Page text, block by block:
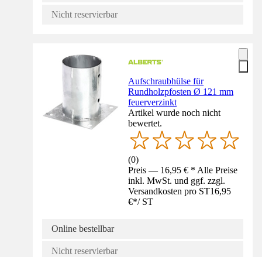
Nicht reservierbar
Aufschraubhülse für
Rundholzpfosten Ø 121 mm
feuerverzinkt
Artikel wurde noch nicht
bewertet.
(0)
Preis — 16,95 € * Alle Preise
inkl. MwSt. und ggf. zzgl.
Versandkosten pro ST16,95
€*/ ST
Online bestellbar
Nicht reservierbar